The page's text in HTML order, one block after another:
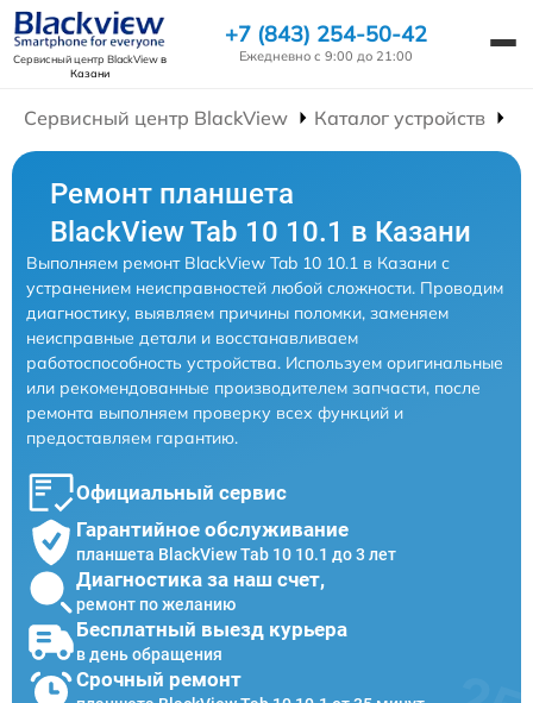
Сервисный центр BlackViewв
Казани
+7 (843) 254-50-42
Ежедневно с 9:00 до 21:00
Сервисный центр BlackView Каталог устройств
Ремонт планшета
BlackView Tab 10 10.1 в Казани
Выполняем ремонт BlackView Tab 10 10.1 в Казани с
устранением неисправностей любой сложности. Проводим
диагностику, выявляем причины поломки, заменяем
неисправные детали и восстанавливаем
работоспособность устройства. Используем оригинальные
или рекомендованные производителем запчасти, после
ремонта выполняем проверку всех функций и
предоставляем гарантию.
Официальный сервис
Гарантийное обслуживание
планшета BlackView Tab 10 10.1 до 3 лет
Диагностика за наш счет,
ремонт по желанию
Бесплатный выезд курьера
в день обращения
Срочный ремонт